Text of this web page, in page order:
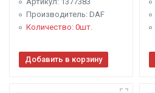
Производитель: DAF
Количество: 0шт.
Добавить в корзину